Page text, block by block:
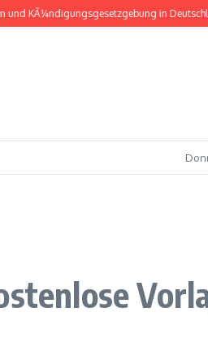
KÃ¼ndigungsgesetzgebung in Deutschland